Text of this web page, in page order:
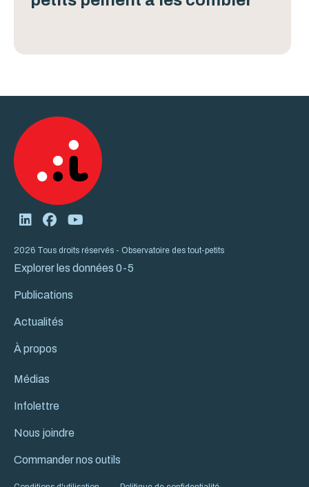
2026 Tous droits réservés - Observatoire des tout-petits
Explorer les données 0-5
Publications
Actualités
À propos
Médias
Infolettre
Nous joindre
Commander nos outils